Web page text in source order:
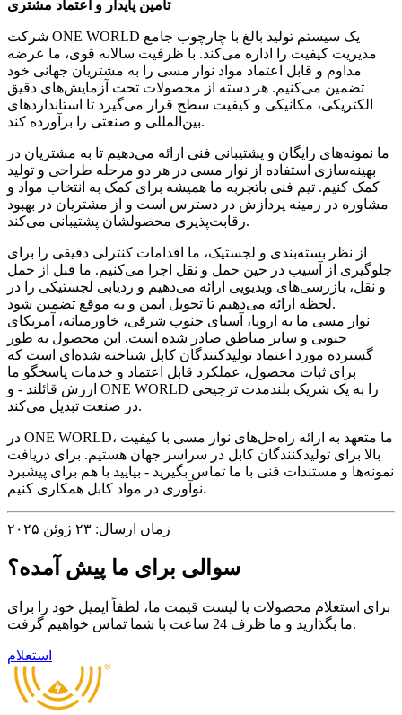
تامین پایدار و اعتماد مشتری
شرکت ONE WORLD یک سیستم تولید بالغ با چارچوب جامع
مدیریت کیفیت را اداره می‌کند. با ظرفیت سالانه قوی، ما عرضه
مداوم و قابل اعتماد مواد نوار مسی را به مشتریان جهانی خود
تضمین می‌کنیم. هر دسته از محصولات تحت آزمایش‌های دقیق
الکتریکی، مکانیکی و کیفیت سطح قرار می‌گیرد تا استانداردهای
بین‌المللی و صنعتی را برآورده کند.
ما نمونه‌های رایگان و پشتیبانی فنی ارائه می‌دهیم تا به مشتریان در
بهینه‌سازی استفاده از نوار مسی در هر دو مرحله طراحی و تولید
کمک کنیم. تیم فنی باتجربه ما همیشه برای کمک به انتخاب مواد و
مشاوره در زمینه پردازش در دسترس است و از مشتریان در بهبود
رقابت‌پذیری محصولشان پشتیبانی می‌کند.
از نظر بسته‌بندی و لجستیک، ما اقدامات کنترلی دقیقی را برای
جلوگیری از آسیب در حین حمل و نقل اجرا می‌کنیم. ما قبل از حمل
و نقل، بازرسی‌های ویدیویی ارائه می‌دهیم و ردیابی لجستیکی را در
لحظه ارائه می‌دهیم تا تحویل ایمن و به موقع تضمین شود.
نوار مسی ما به اروپا، آسیای جنوب شرقی، خاورمیانه، آمریکای
جنوبی و سایر مناطق صادر شده است. این محصول به طور
گسترده مورد اعتماد تولیدکنندگان کابل شناخته شده‌ای است که
برای ثبات محصول، عملکرد قابل اعتماد و خدمات پاسخگو ما
ارزش قائلند - و ONE WORLD را به یک شریک بلندمدت ترجیحی
در صنعت تبدیل می‌کند.
در ONE WORLD، ما متعهد به ارائه راه‌حل‌های نوار مسی با کیفیت
بالا برای تولیدکنندگان کابل در سراسر جهان هستیم. برای دریافت
نمونه‌ها و مستندات فنی با ما تماس بگیرید - بیایید با هم برای پیشبرد
نوآوری در مواد کابل همکاری کنیم.
زمان ارسال: ۲۳ ژوئن ۲۰۲۵
سوالی برای ما پیش آمده؟
برای استعلام محصولات یا لیست قیمت ما، لطفاً ایمیل خود را برای
ما بگذارید و ما ظرف 24 ساعت با شما تماس خواهیم گرفت.
استعلام